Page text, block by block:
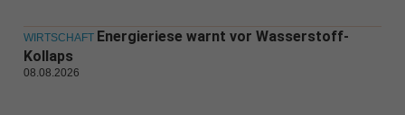
WIRTSCHAFT Energieriese warnt vor Wasserstoff-
Kollaps
08.08.2026